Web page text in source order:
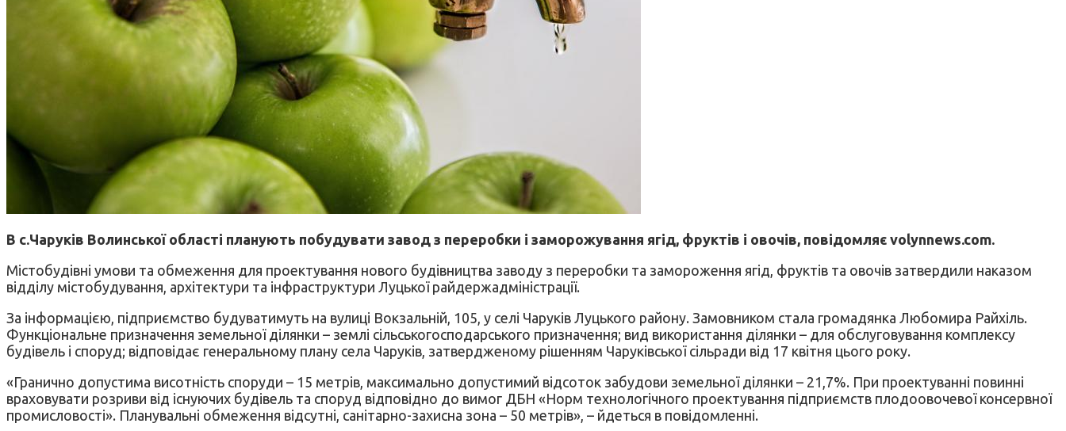
В с.Чаруків Волинської області планують побудувати завод з переробки і заморожування ягід, фруктів і овочів, повідомляє volynnews.com.
Містобудівні умови та обмеження для проектування нового будівництва заводу з переробки та замороження ягід, фруктів та овочів затвердили наказом
відділу містобудування, архітектури та інфраструктури Луцької райдержадміністрації.
За інформацією, підприємство будуватимуть на вулиці Вокзальній, 105, у селі Чаруків Луцького району. Замовником стала громадянка Любомира Райхіль.
Функціональне призначення земельної ділянки – землі сільськогосподарського призначення; вид використання ділянки – для обслуговування комплексу
будівель і споруд; відповідає генеральному плану села Чаруків, затвердженому рішенням Чаруківської сільради від 17 квітня цього року.
«Гранично допустима висотність споруди – 15 метрів, максимально допустимий відсоток забудови земельної ділянки – 21,7%. При проектуванні повинні
враховувати розриви від існуючих будівель та споруд відповідно до вимог ДБН «Норм технологічного проектування підприємств плодоовочевої консервної
промисловості». Планувальні обмеження відсутні, санітарно-захисна зона – 50 метрів», – йдеться в повідомленні.